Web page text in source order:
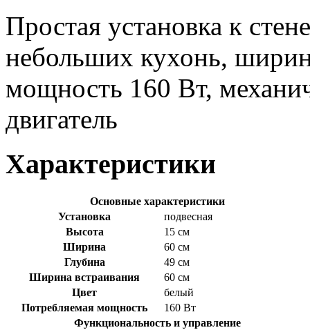
Простая установка к
небольших кухонь,
мощность 160 Вт,
двигатель
Характеристики
Основные характеристики
Установка
подвесная
Высота
15 см
Ширина
60 см
Глубина
49 см
Ширина встраивания
60 см
Цвет
белый
Потребляемая мощность
160 Вт
Функциональность и управление